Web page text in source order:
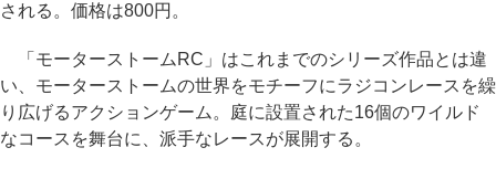
される。価格は800円。
「モーターストームRC」はこれまでのシリーズ作品とは違
い、モーターストームの世界をモチーフにラジコンレースを繰
り広げるアクションゲーム。庭に設置された16個のワイルド
なコースを舞台に、派手なレースが展開する。